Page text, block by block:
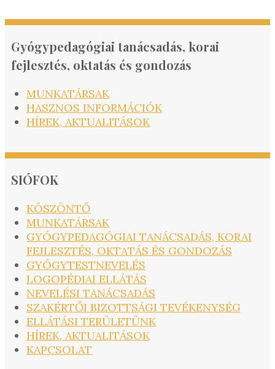
Gyógypedagógiai tanácsadás, korai
fejlesztés, oktatás és gondozás
MUNKATÁRSAK
HASZNOS INFORMÁCIÓK
HÍREK, AKTUALITÁSOK
SIÓFOK
KÖSZÖNTŐ
MUNKATÁRSAK
GYÓGYPEDAGÓGIAI TANÁCSADÁS, KORAI
FEJLESZTÉS, OKTATÁS ÉS GONDOZÁS
GYÓGYTESTNEVELÉS
LOGOPÉDIAI ELLÁTÁS
NEVELÉSI TANÁCSADÁS
SZAKÉRTŐI BIZOTTSÁGI TEVÉKENYSÉG
ELLÁTÁSI TERÜLETÜNK
HÍREK, AKTUALITÁSOK
KAPCSOLAT